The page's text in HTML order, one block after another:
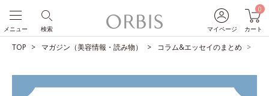
マイページ
0
カート
検索
メニュー
TOP マガジン（美容情報・読み物） コラム&エッセイのまとめ